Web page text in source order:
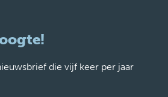
die vijf keer per jaar